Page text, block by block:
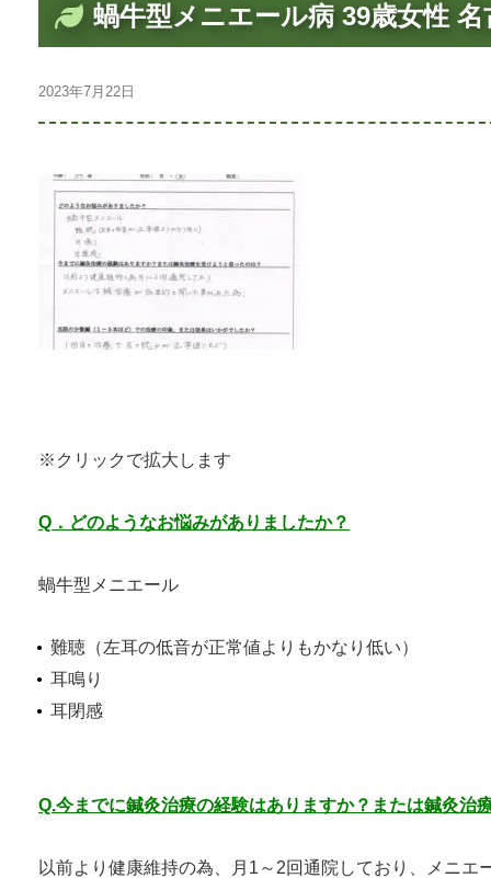
蝸牛型メニエール病 39歳女性 名
2023年7月22日
※クリックで拡大します
Q．どのようなお悩みがありましたか？
蝸牛型メニエール
難聴（左耳の低音が正常値よりもかなり低い）
耳鳴り
耳閉感
Q.今までに鍼灸治療の経験はありますか？または鍼灸治
以前より健康維持の為、月1～2回通院しており、メニ